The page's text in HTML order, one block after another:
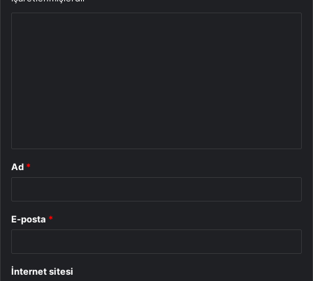
Ad *
E-posta *
İnternet sitesi